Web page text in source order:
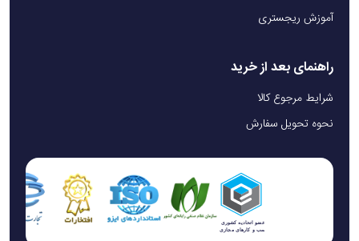
آموزش ریجستری
راهنمای بعد از خرید
شرایط مرجوع کالا
نحوه تحویل سفارش